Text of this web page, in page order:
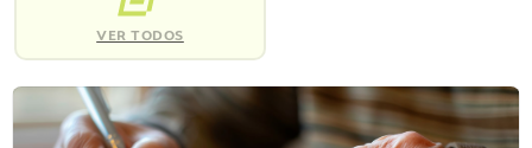
VER TODOS